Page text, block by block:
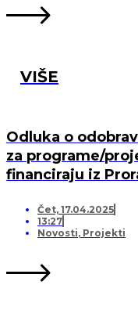
VIŠE
Odluka o
za programe/
financiraju iz
Čet, 17.04.2025
13:27
Novosti, Projekti